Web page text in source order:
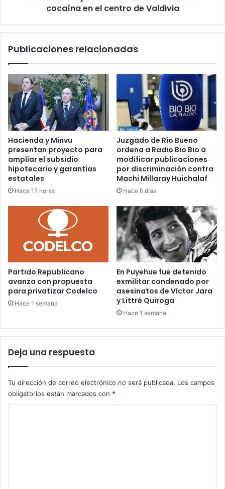
de
cocaína en el centro de Valdivia
Publicaciones relacionadas
Hacienda y Minvu
presentan proyecto para
ampliar el subsidio
hipotecario y garantías
estatales
Hace 17 horas
Juzgado de Río Bueno
ordena a Radio Bio Bio a
modificar publicaciones
por discriminación contra
Machi Millaray Huichalaf
Hace 6 días
Partido Republicano
avanza con propuesta
para privatizar Codelco
Hace 1 semana
En Puyehue fue detenido
exmilitar condenado por
asesinatos de Víctor Jara
y Littré Quiroga
Hace 1 semana
Deja una respuesta
Tu dirección de correo electrónico no será publicada. Los campos
obligatorios están marcados con *